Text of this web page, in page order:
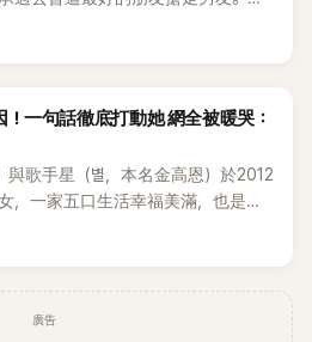
但如果同樣的事情現在再發生，「我
一句話徹底打動她 網全被暖哭：
歌手星（별，本名金高恩）於2012
，一家五口生活幸福美滿，也是韓
近日，星首度公開當年決定嫁給
廣告